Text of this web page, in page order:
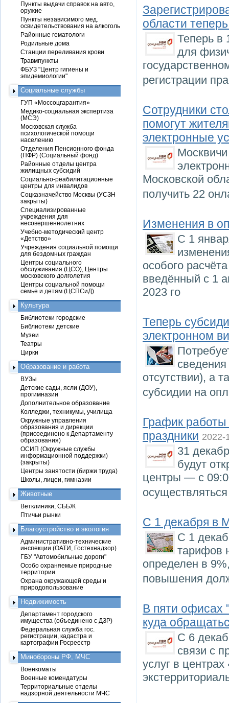
области
Теперь в
для
регистрации
Сотрудники
помогут
электронные
Московской
получить 22
Изменения в
С 1
особого
введённый с 1
2023 го
Теперь
электронном
отсутствии), а
субсидии на
График
праздники 2022-
31
будут
центры — с
С 1 декабря в
С 1
тарифов
определен в
повышения
В пяти офисах
куда
С 6
связи с
услуг в
Пункты выдачи справок на авто,
оружие
Пункты независимого мед.
освидетельствования на алкоголь
Районные гематологи
Родильные дома
Станции переливания крови
Травмпункты
ФБУЗ "Центр гигиены и
эпидемиологии"
Социальные службы
ГУП «Моссоцгарантия»
Медико-социальная экспертиза
(МСЭ)
Московская служба
психологической помощи
населению
Отделения Пенсионного фонда
(ПФР) (Социальный фонд)
Районные отделы центра
жилищных субсидий
Социально-реабилитационные
центры для инвалидов
Соцказначейство Москвы (УСЗН
закрыты)
Специализированные
учреждения для
несовершеннолетних
Учебно-методический центр
«Детство»
Учреждения социальной помощи
для бездомных граждан
Центры социального
обслуживания (ЦСО), Центры
московского долголетия
Центры социальной помощи
семье и детям (ЦСПСиД)
Культура
Библиотеки городские
Библиотеки детские
Музеи
Театры
Цирки
Образование и работа
ВУЗы
Детские сады, ясли (ДОУ),
прогимназии
Дополнительное образование
Колледжи, техникумы, училища
Окружные управления
образования и дирекции
(присоединено к Департаменту
образования)
ОСИП (Окружные службы
информационной поддержки)
(закрыты)
Центры занятости (биржи труда)
Школы, лицеи, гимназии
Животные
Ветклиники, СББЖ
Птичьи рынки
Благоустройство и экология
Административно-технические
инспекции (ОАТИ, Гостехнадзор)
ГБУ "Автомобильные дороги"
Особо охраняемые природные
территории
Охрана окружающей среды и
природопользование
Недвижимость
Департамент городского
имущества (объединено с ДЗР)
Федеральная служба гос.
регистрации, кадастра и
картографии Росреестр
Минобороны РФ, МЧС
Военкоматы
Военные комендатуры
Территориальные отделы
надзорной деятельности МЧС